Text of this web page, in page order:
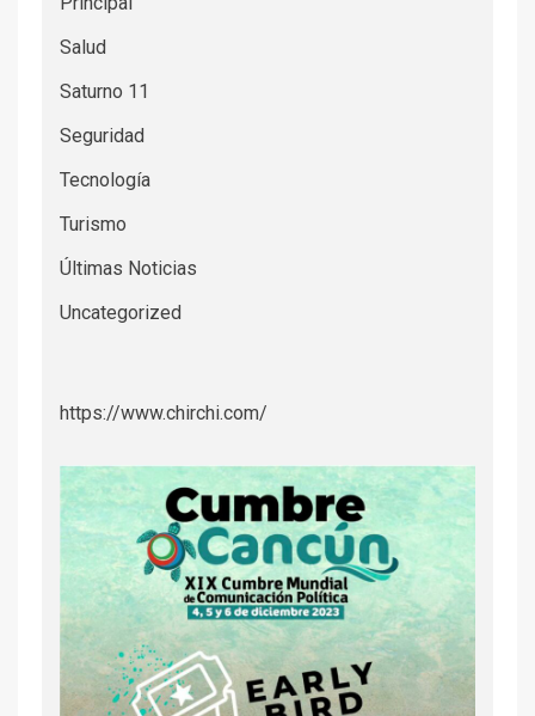
Salud
Saturno 11
Seguridad
Tecnología
Turismo
Últimas Noticias
Uncategorized
https://www.chirchi.com/